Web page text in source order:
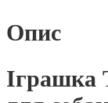
(плюш)
Опис
Іграшка